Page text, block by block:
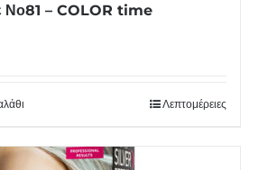
Νο81 – COLOR time
Λεπτομέρειες